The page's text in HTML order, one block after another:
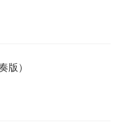
版）